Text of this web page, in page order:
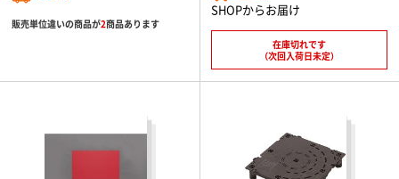
販売単位違いの商品が2商品あります
SHOPからお届け
在庫切れです
（次回入荷日未定）